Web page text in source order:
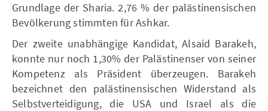
Grundlage der Sharia. 2,76 % der palästinensischen
Bevölkerung stimmten für Ashkar.
Der zweite unabhängige Kandidat, Alsaid Barakeh,
konnte nur noch 1,30% der Palästinenser von seiner
Kompetenz als Präsident überzeugen. Barakeh
bezeichnet den palästinensischen Widerstand als
Selbstverteidigung, die USA und Israel als die